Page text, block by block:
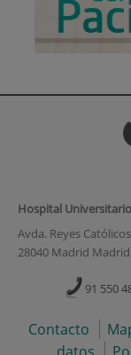
Hospital
Avda. Reyes
28040 Madrid Madrid
91 550
Contacto